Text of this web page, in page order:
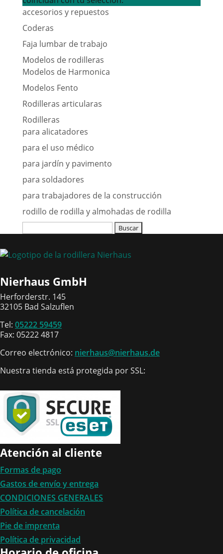
accesorios y repuestos
Coderas
Faja lumbar de trabajo
Modelos de rodilleras
Modelos de Harmonica
Modelos Fento
Rodilleras articularas
Rodilleras
para alicatadores
para el uso médico
para jardín y pavimento
para soldadores
para trabajadores de la construcción
rodillo de rodilla y almohadas de rodilla
Nierhaus GmbH
Herforderstr. 145
32105 Bad Salzuflen
Tel: 05222 59459
Fax: 05222 4817
Correo electrónico: nierhaus@nierhaus.de
Nuestra tienda está protegida por SSL:
Atención al cliente
Formas de pago
Gastos de envío y entrega
CONDICIONES GENERALES
Política de cancelación
Pie de imprenta
Política de privacidad